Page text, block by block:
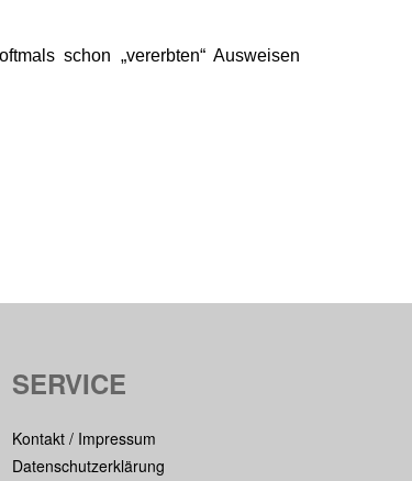
schon „vererbten“ Ausweisen
SERVICE
Kontakt / Impressum
Datenschutzerklärung